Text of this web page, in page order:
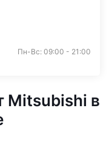
Пн-Вс: 09:00 - 21:00
Mitsubishi в